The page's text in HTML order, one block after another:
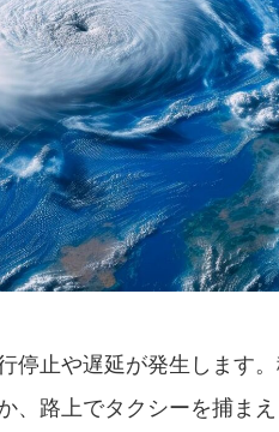
停止や遅延が発生します
、路上でタクシーを捕ま